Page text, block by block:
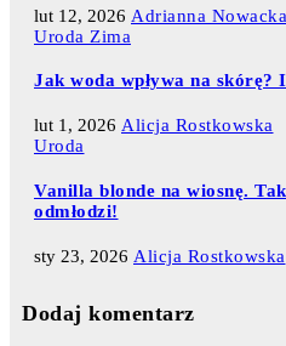
lut 12, 2026 Adrianna Nowacka
Uroda Zima
Jak woda wpływa na skórę?
lut 1, 2026 Alicja Rostkowska
Uroda
Vanilla blonde na wiosnę.
odmłodzi!
sty 23, 2026 Alicja Rostkowska
Dodaj komentarz